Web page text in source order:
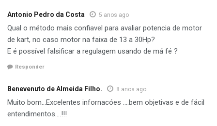
Antonio Pedro da Costa 5 anos ago
Qual o método mais confiavel para avaliar potencia de motor
de kart, no caso motor na faixa de 13 a 30Hp?
E é possível falsificar a regulagem usando de má fé ?
Responder
Benevenuto de Almeida Filho. 8 anos ago
Muito bom…Excelentes infornacóes ….bem objetivas e de fácil
entendimentos….!!!